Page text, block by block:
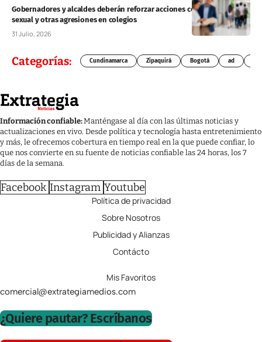
Gobernadores y alcaldes deberán reforzar acciones contra la violencia
sexual y otras agresiones en colegios
31 Julio, 2026
Categorías: Cundinamarca Zipaquirá Bogotá ad
Información confiable:Manténgase al día con las últimas noticias y
actualizaciones en vivo. Desde política y tecnología hasta entretenimiento
y más, le ofrecemos cobertura en tiempo real en la que puede confiar, lo
que nos convierte en su fuente de noticias confiable las 24 horas, los 7
días de la semana.
Facebook Instagram Youtube
Política de privacidad
Sobre Nosotros
Publicidad y Alianzas
Contácto
Mis Favoritos
comercial@extrategiamedios.com
¿Quiere pautar? Escríbanos